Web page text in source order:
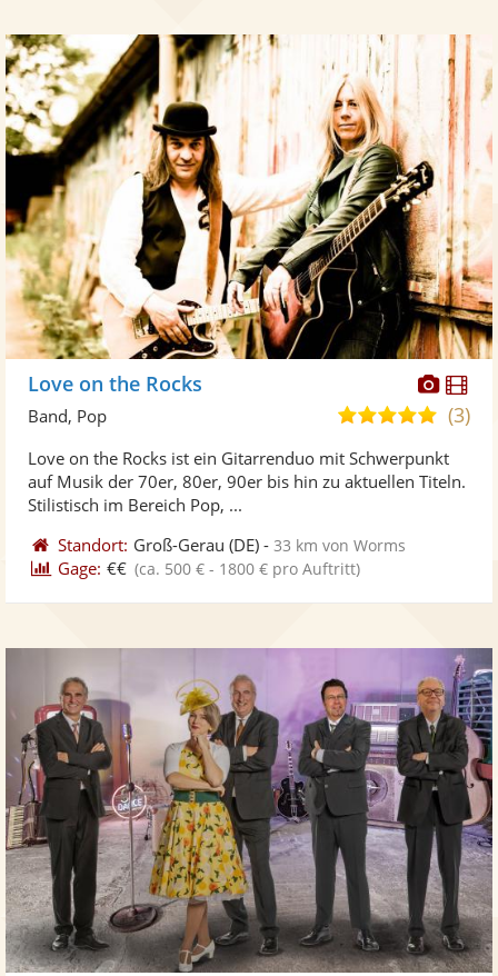
Fotos
Love on the Rocks
4,9
5
(3)
Band, Pop
Love on the Rocks ist ein Gitarrenduo mit Schwerpunkt
auf Musik der 70er, 80er, 90er bis hin zu aktuellen Titeln.
Stilistisch im Bereich Pop, ...
Standort: Groß-Gerau (DE) -33 km von Worms
Gage: €€ (ca. 500 € - 1800 € pro Auftritt)